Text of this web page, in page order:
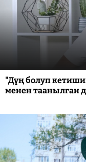
"Дүң болуп
менен таанылган